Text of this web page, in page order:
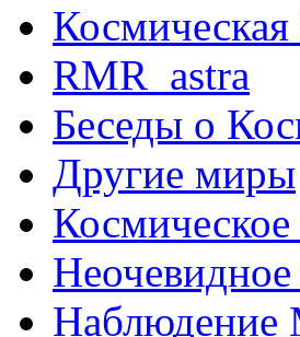
RMR_astra
Беседы о
Другие миры
Космическое
Неочевидное